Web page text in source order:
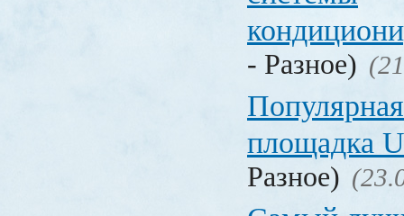
- Разное)
площадка
Разное)